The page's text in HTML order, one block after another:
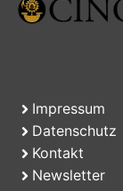
Impressum
Datenschutz
Kontakt
Newsletter